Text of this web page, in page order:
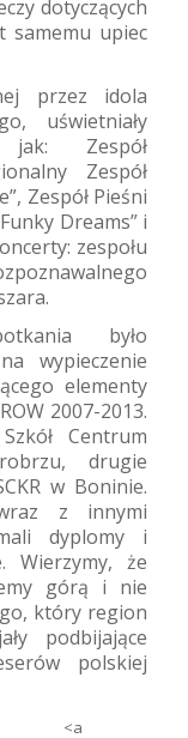
dotyczących
samemu upiec
przez idola
uświetniały
Zespół
Zespół
Zespół Pieśni
Dreams” i
zespołu
było
wypieczenie
elementy
2007-2013.
Centrum
drugie
w Boninie.
z innymi
dyplomy i
Wierzymy, że
górą i nie
który region
podbijające
polskiej
<a